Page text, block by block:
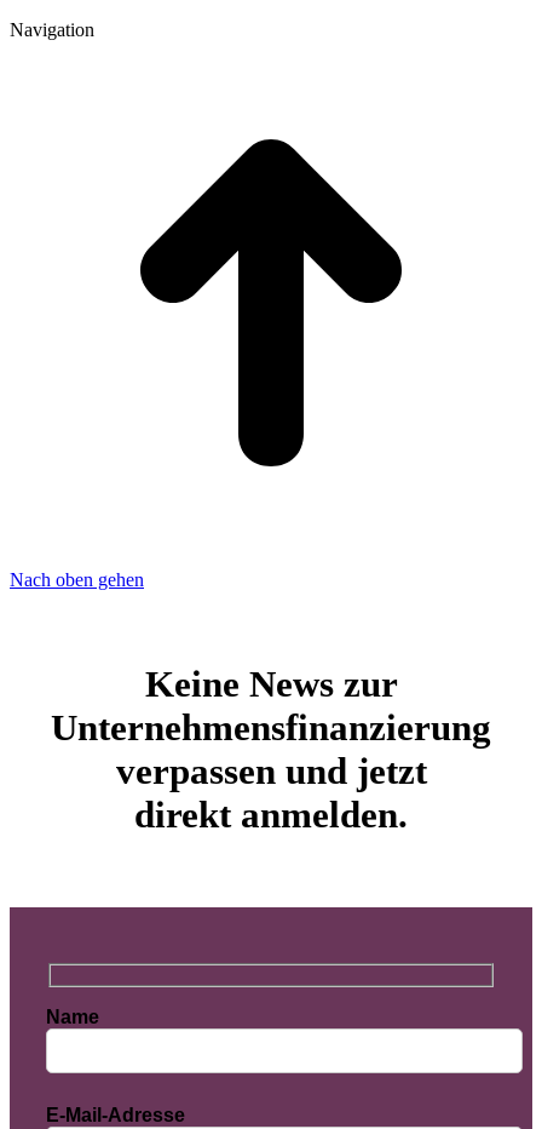
Navigation
Nach oben gehen
Keine News zur
Unternehmensfinanzierung
verpassen und jetzt
direkt anmelden.
Name
E-Mail-Adresse